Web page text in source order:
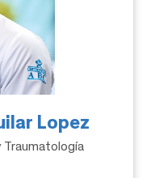
Lopez